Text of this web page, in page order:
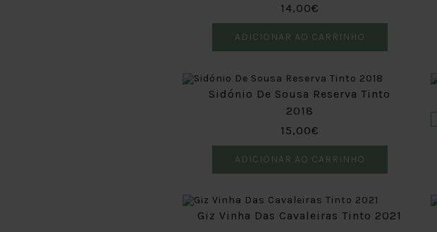
14,00€
ADICIONAR AO CARRINHO
Sidónio De Sousa Reserva Tinto
2018
15,00€
ADICIONAR AO CARRINHO
Giz Vinha Das Cavaleiras Tinto 2021